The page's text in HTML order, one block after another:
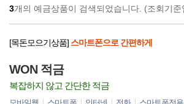
3개의 예금상품이 검색되었습니다. (조회기준
WON 적금
[목돈모으기상품] 스마트폰으로 간편하게
복잡하지 않고 간단한 적금